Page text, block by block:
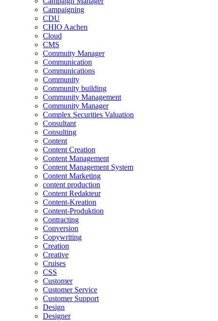
Campaigning
CDU
CHIO Aachen
Cloud
CMS
Commuity Manager
Communication
Communications
Community
Community building
Community Management
Community Manager
Complex Securities Valuation
Consultant
Consulting
Content
Content Creation
Content Management
Content Management System
Content Marketing
content production
Content Redakteur
Content-Kreation
Content-Produktion
Contracting
Conversion
Copywriting
Creation
Creative
Cruises
CSS
Customer
Customer Service
Customer Support
Design
Designer